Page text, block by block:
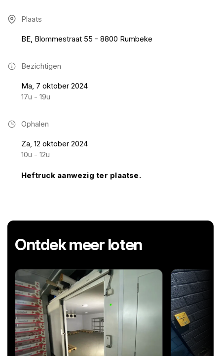
Plaats
BE, Blommestraat 55 - 8800 Rumbeke
Bezichtigen
Ma, 7 oktober 2024
17u - 19u
Ophalen
Za, 12 oktober 2024
10u - 12u
Heftruck aanwezig ter plaatse.
Ontdek meer loten